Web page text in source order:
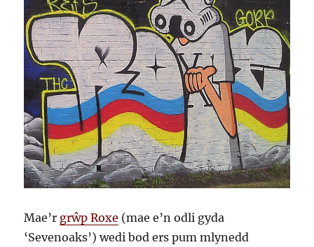
Mae’r grŵp Roxe (mae e’n odli gyda
‘Sevenoaks’) wedi bod ers pum mlynedd